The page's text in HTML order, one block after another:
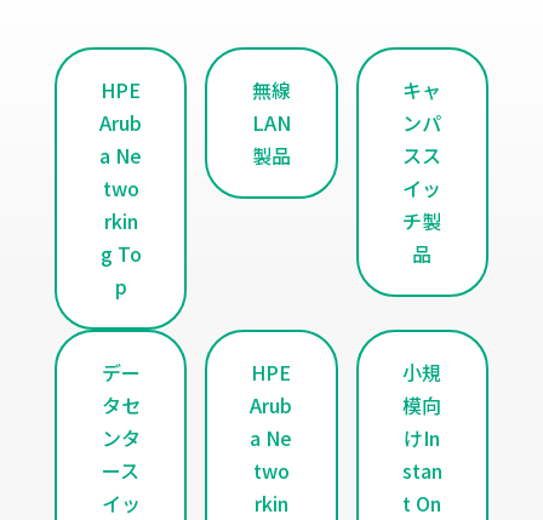
HPE
Arub
a Ne
two
rkin
g To
p
無線
LAN
製品
キャ
ンパ
スス
イッ
チ製
品
デー
タセ
ンタ
ース
イッ
HPE
Arub
a Ne
two
rkin
小規
模向
けIn
stan
t On